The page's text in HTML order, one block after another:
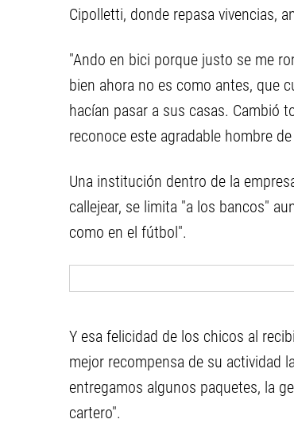
Cipolletti, donde repasa vivencias,
"Ando en bici porque justo se me
bien ahora no es como antes, que
hacían pasar a sus casas. Cambió
reconoce este agradable hombre
Una institución dentro de la
callejear, se limita "a los bancos"
como en el fútbol".
Y esa felicidad de los chicos al
mejor recompensa de su actividad
entregamos algunos paquetes, la
cartero".